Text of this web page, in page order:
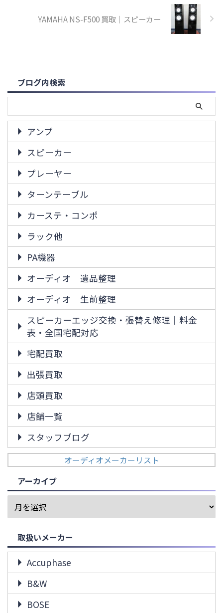
YAMAHA NS-F500 買取｜スピーカー
ブログ内検索
アンプ
スピーカー
プレーヤー
ターンテーブル
カーステ・コンポ
ラック他
PA機器
オーディオ 遺品整理
オーディオ 生前整理
スピーカーエッジ交換・張替え修理｜料金
表・全国宅配対応
宅配買取
出張買取
店頭買取
店舗一覧
スタッフブログ
オーディオメーカーリスト
アーカイブ
取扱いメーカー
Accuphase
B&W
BOSE